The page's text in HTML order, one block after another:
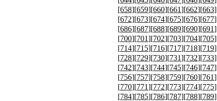
[658][659][660][661][662][663
[672][673][674][675][676][677
[686][687][688][689][690][691
[700][701][702][703][704][705
[714][715][716][717][718][719
[728][729][730][731][732][733
[742][743][744][745][746][747
[756][757][758][759][760][761
[770][771][772][773][774][775
[784][785][786][787][788][789